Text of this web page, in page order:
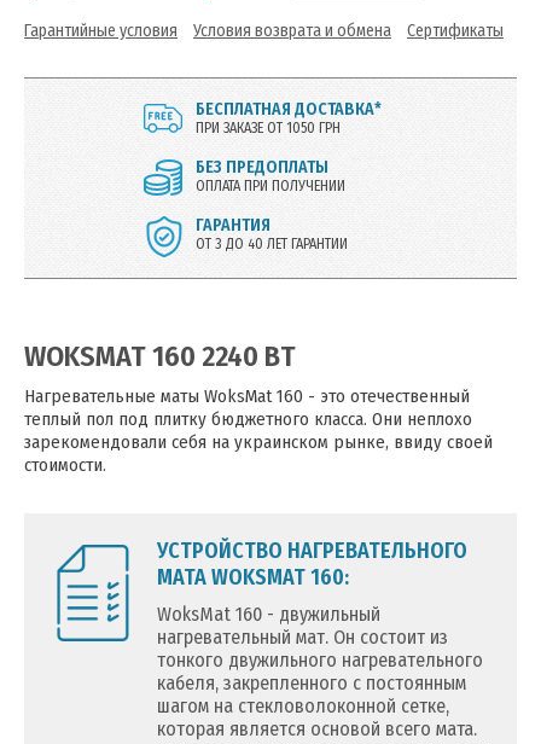
Гарантийные условия Условия возврата и обмена Сертификаты
БЕСПЛАТНАЯ ДОСТАВКА*
ПРИ ЗАКАЗЕ ОТ 1050 ГРН
БЕЗ ПРЕДОПЛАТЫ
ОПЛАТА ПРИ ПОЛУЧЕНИИ
ГАРАНТИЯ
ОТ 3 ДО 40 ЛЕТ ГАРАНТИИ
WOKSMAT 160 2240 ВТ
Нагревательные маты WoksMat 160 - это отечественный
теплый пол под плитку бюджетного класса. Они неплохо
зарекомендовали себя на украинском рынке, ввиду своей
стоимости.
УСТРОЙСТВО НАГРЕВАТЕЛЬНОГО
МАТА WOKSMAT 160:
WoksMat 160 - двужильный
нагревательный мат. Он состоит из
тонкого двужильного нагревательного
кабеля, закрепленного с постоянным
шагом на стекловолоконной сетке,
которая является основой всего мата.